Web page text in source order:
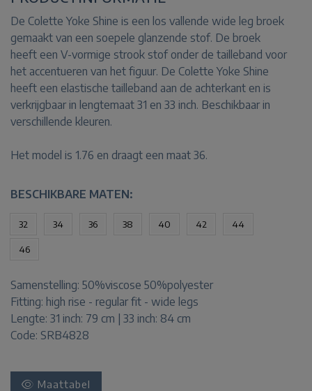
De Colette Yoke Shine is een los vallende wide leg broek
gemaakt van een soepele glanzende stof. De broek
heeft een V-vormige strook stof onder de tailleband voor
het accentueren van het figuur. De Colette Yoke Shine
heeft een elastische tailleband aan de achterkant en is
verkrijgbaar in lengtemaat 31 en 33 inch. Beschikbaar in
verschillende kleuren.
Het model is 1.76 en draagt een maat 36.
BESCHIKBARE MATEN:
32 34 36 38 40 42 44
46
Samenstelling: 50%viscose 50%polyester
Fitting: high rise - regular fit - wide legs
Lengte: 31 inch: 79 cm | 33 inch: 84 cm
Code: SRB4828
Maattabel